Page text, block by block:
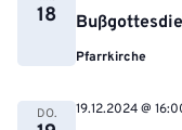
18
Pfarrkirche
DO. 19.12.2024 @